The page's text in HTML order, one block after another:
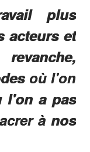
plus
acteurs et
où l'on
l'on a pas
à nos